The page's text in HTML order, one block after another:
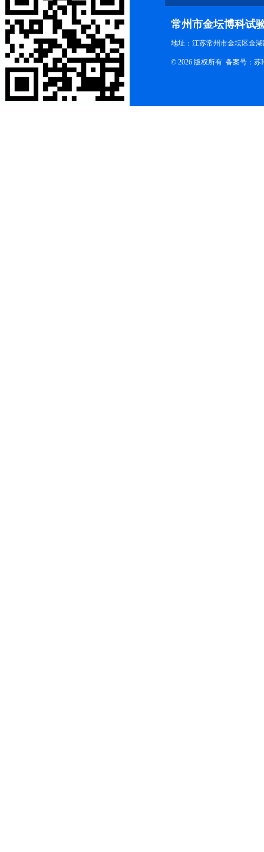
联系我们
常州市金坛博科试
地址：江苏常州市金坛区金湖
© 2026 版权所有 备案号： 苏